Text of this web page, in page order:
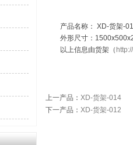
产品名称： XD-货架-
外形尺寸：
以上信息由货架（
上一产品 ： XD-货架-014
下一产品 ： XD-货架-012